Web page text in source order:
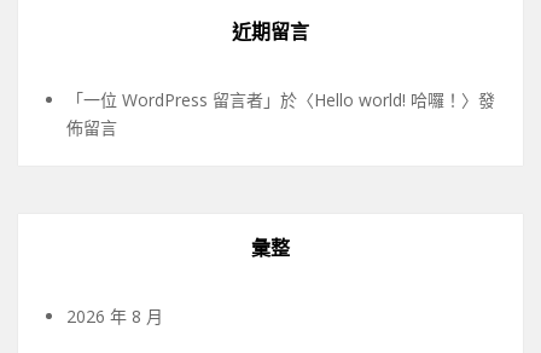
近期留言
「一位 WordPress 留言者 」於〈Hello world! 哈囉！ 〉發
佈留言
彙整
2026 年 8 月